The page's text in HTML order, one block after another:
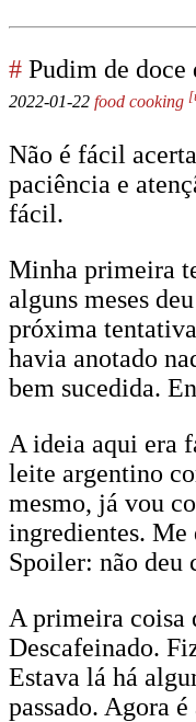
# Pudim de doce
2022-01-22 food cooking
Não é fácil
paciência e
fácil.
Minha primeira
alguns meses
próxima
havia anotado
bem sucedida.
A ideia aqui era
leite argentino
mesmo, já vou
ingredientes. Me
Spoiler: não deu
A primeira coisa
Descafeinado.
Estava lá há
passado. Agora